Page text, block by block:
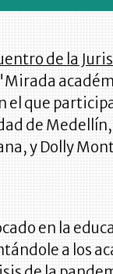
de la
el que
de
y Dolly
en la
a los